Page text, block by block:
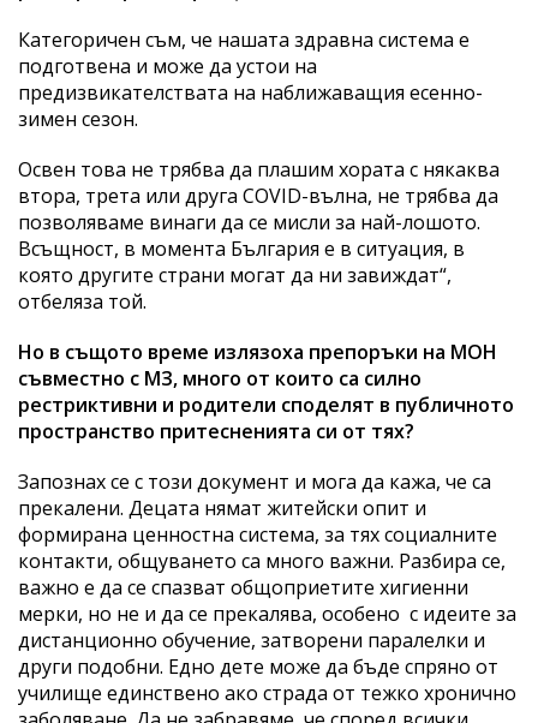
Категоричен съм, че нашата здравна система е
подготвена и може да устои на
предизвикателствата на наближаващия есенно-
зимен сезон.
Освен това не трябва да плашим хората с някаква
втора, трета или друга COVID-вълна, не трябва да
позволяваме винаги да се мисли за най-лошото.
Всъщност, в момента България е в ситуация, в
която другите страни могат да ни завиждат“,
отбеляза той.
Но в същото време излязоха препоръки на МОН
съвместно с МЗ, много от които са силно
рестриктивни и родители споделят в публичното
пространство притесненията си от тях?
Запознах се с този документ и мога да кажа, че са
прекалени. Децата нямат житейски опит и
формирана ценностна система, за тях социалните
контакти, общуването са много важни. Разбира се,
важно е да се спазват общоприетите хигиенни
мерки, но не и да се прекалява, особено с идеите за
дистанционно обучение, затворени паралелки и
други подобни. Едно дете може да бъде спряно от
училище единствено ако страда от тежко хронично